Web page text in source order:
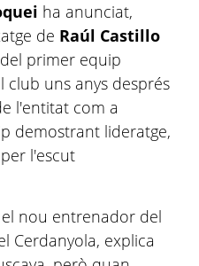
ha anunciat,
de Raúl Castillo
primer equip
club uns anys després
l'entitat com a
demostrant lideratge,
l'escut
el nou entrenador del
Cerdanyola, explica